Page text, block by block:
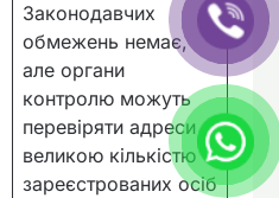
Законодавчих
обмежень немає,
але органи
контролю можуть
перевіряти адреси з
великою кількістю
зареєстрованих осіб